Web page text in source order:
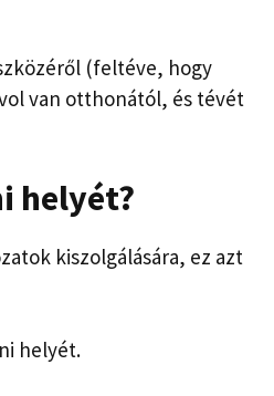
(feltéve, hogy
van otthonától, és tévét
helyét?
kiszolgálására, ez azt
helyét.